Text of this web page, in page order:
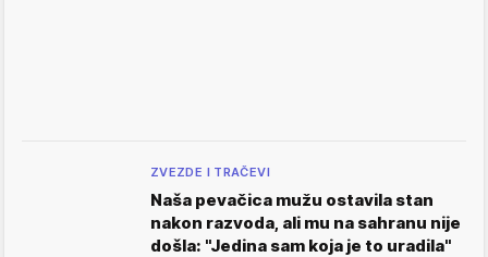
ZVEZDE I TRAČEVI
Naša pevačica mužu ostavila stan
nakon razvoda, ali mu na sahranu nije
došla: "Jedina sam koja je to uradila"